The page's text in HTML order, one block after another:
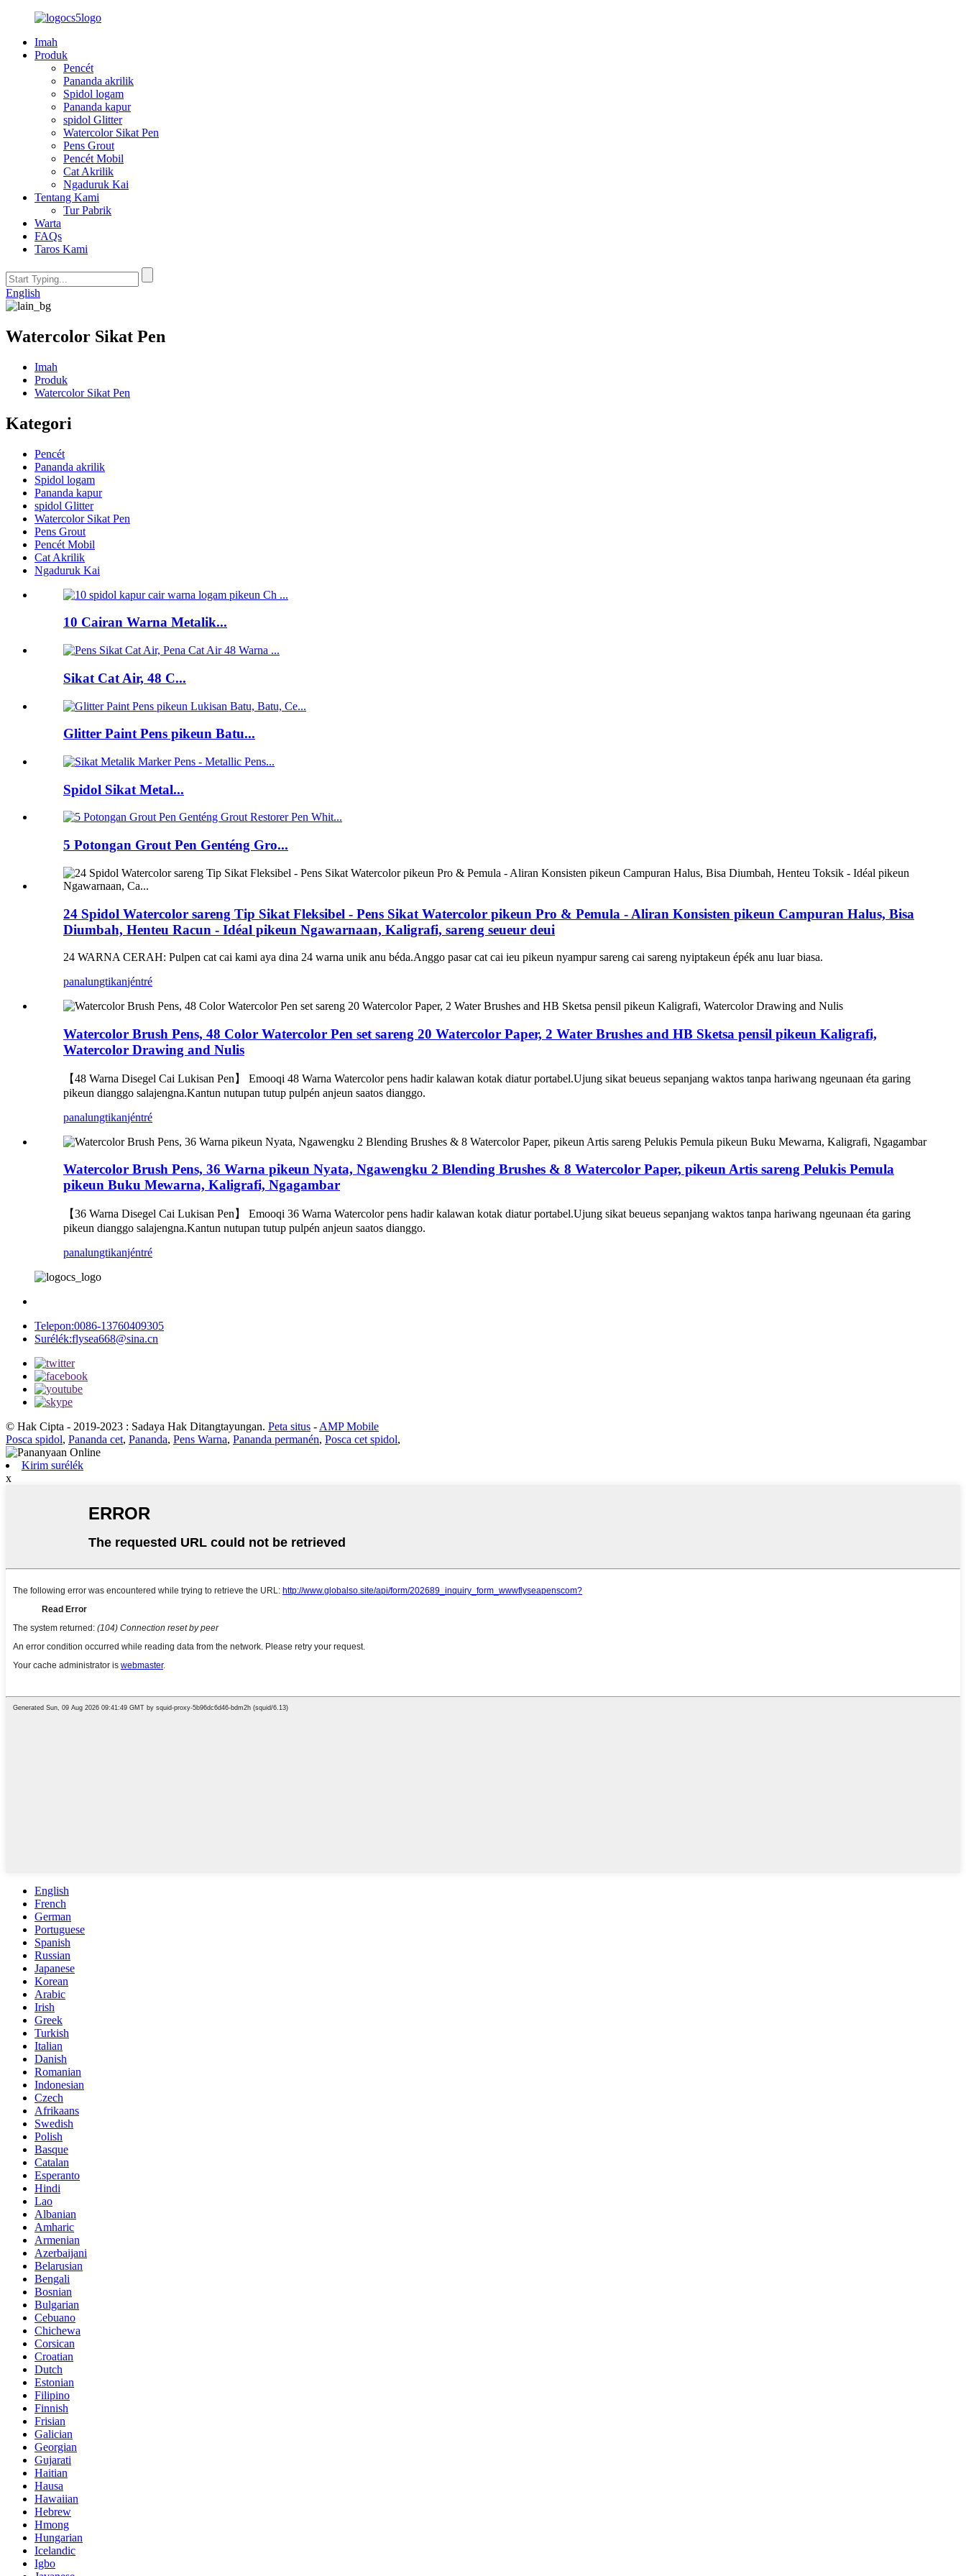
Imah
Produk
Pencét
Pananda akrilik
Spidol logam
Pananda kapur
spidol Glitter
Watercolor Sikat Pen
Pens Grout
Pencét Mobil
Cat Akrilik
Ngaduruk Kai
Tentang Kami
Tur Pabrik
Warta
FAQs
Taros Kami
English
Watercolor Sikat Pen
Imah
Produk
Watercolor Sikat Pen
Kategori
Pencét
Pananda akrilik
Spidol logam
Pananda kapur
spidol Glitter
Watercolor Sikat Pen
Pens Grout
Pencét Mobil
Cat Akrilik
Ngaduruk Kai
10 Cairan Warna Metalik...
Sikat Cat Air, 48 C...
Glitter Paint Pens pikeun Batu...
Spidol Sikat Metal...
5 Potongan Grout Pen Genténg Gro...
24 Spidol Watercolor sareng Tip Sikat Fleksibel - Pens Sikat Watercolor pikeun Pro & Pemula - Aliran Konsisten pikeun Campuran Halus, Bisa
Diumbah, Henteu Racun - Idéal pikeun Ngawarnaan, Kaligrafi, sareng seueur deui
24 WARNA CERAH: Pulpen cat cai kami aya dina 24 warna unik anu béda.Anggo pasar cat cai ieu pikeun nyampur sareng cai sareng nyiptakeun épék anu luar biasa.
panalungtikanjéntré
Watercolor Brush Pens, 48 ​​Color Watercolor Pen set sareng 20 Watercolor Paper, 2 Water Brushes and HB Sketsa pensil pikeun Kaligrafi,
Watercolor Drawing and Nulis
【48 Warna Disegel Cai Lukisan Pen】 Emooqi 48 Warna Watercolor pens hadir kalawan kotak diatur portabel.Ujung sikat beueus sepanjang waktos tanpa hariwang ngeunaan éta garing
pikeun dianggo salajengna.Kantun nutupan tutup pulpén anjeun saatos dianggo.
panalungtikanjéntré
Watercolor Brush Pens, 36 Warna pikeun Nyata, Ngawengku 2 Blending Brushes & 8 Watercolor Paper, pikeun Artis sareng Pelukis Pemula
pikeun Buku Mewarna, Kaligrafi, Ngagambar
【36 Warna Disegel Cai Lukisan Pen】 Emooqi 36 Warna Watercolor pens hadir kalawan kotak diatur portabel.Ujung sikat beueus sepanjang waktos tanpa hariwang ngeunaan éta garing
pikeun dianggo salajengna.Kantun nutupan tutup pulpén anjeun saatos dianggo.
panalungtikanjéntré
Telepon:0086-13760409305
Surélék:flysea668@sina.cn
© Hak Cipta - 2019-2023 : Sadaya Hak Ditangtayungan. Peta situs - AMP Mobile
Posca spidol, Pananda cet, Pananda, Pens Warna, Pananda permanén, Posca cet spidol,
Kirim surélék
x
English
French
German
Portuguese
Spanish
Russian
Japanese
Korean
Arabic
Irish
Greek
Turkish
Italian
Danish
Romanian
Indonesian
Czech
Afrikaans
Swedish
Polish
Basque
Catalan
Esperanto
Hindi
Lao
Albanian
Amharic
Armenian
Azerbaijani
Belarusian
Bengali
Bosnian
Bulgarian
Cebuano
Chichewa
Corsican
Croatian
Dutch
Estonian
Filipino
Finnish
Frisian
Galician
Georgian
Gujarati
Haitian
Hausa
Hawaiian
Hebrew
Hmong
Hungarian
Icelandic
Igbo